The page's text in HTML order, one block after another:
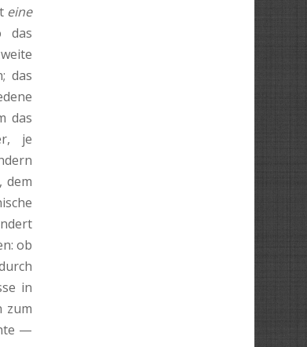
eine
das
das
das
je
dem
ob
in
zum
—